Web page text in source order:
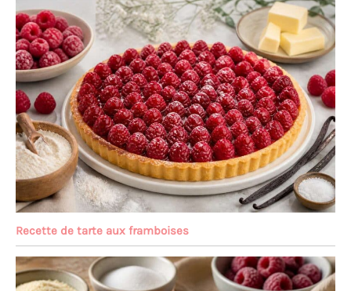
Recette de tarte aux framboises